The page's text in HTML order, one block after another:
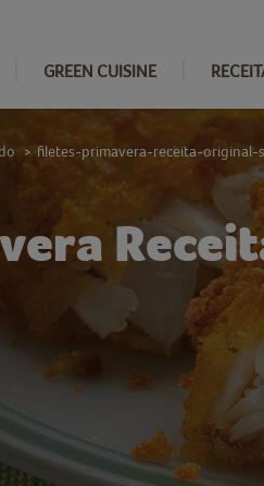
GREEN CUISINE
> filetes-primavera-receita-original-